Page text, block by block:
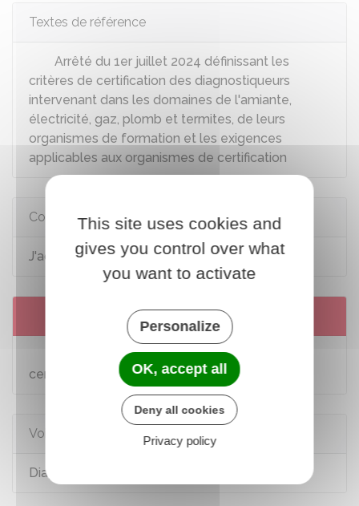
Textes de référence
Arrêté du 1er juillet 2024 définissant les
critères de certification des diagnostiqueurs
intervenant dans les domaines de l'amiante,
électricité, gaz, plomb et termites, de leurs
organismes de formation et les exigences
applicables aux organismes de certification
Comment faire si...
J'achète un logement
Services en ligne et formulaires
Trouver un diagnostiqueur immobilier
certifié
Voir aussi
Diagnostic immobilier
This site uses cookies and
gives you control over what
you want to activate
Personalize
OK, accept all
Deny all cookies
Privacy policy